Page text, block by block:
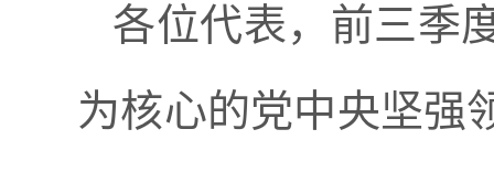
各位代表，前三季
为核心的党中央坚强